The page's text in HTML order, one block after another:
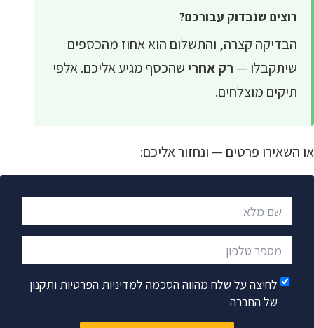
רוצים שנבדוק עבורכם?
הבדיקה קצרה, והתשלום הוא אחוז מהכספים
שיתקבלו — רק אחרישהכסף מגיע אליכם. אלפי
תיקים מוצלחים.
או השאירו פרטים — ונחזור אליכם:
שם מלא
מספר טלפון
לחיצה על שלח מהווה הסכמה למדיניות הפרטיות ותקנון
של החברה